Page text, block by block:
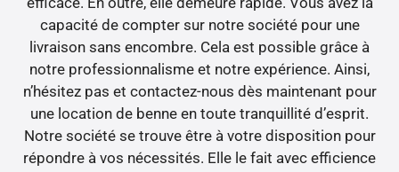
capacité de compter sur notre société pour une
livraison sans encombre. Cela est possible grâce à
notre professionnalisme et notre expérience. Ainsi,
n’hésitez pas et contactez-nous dès maintenant pour
une location de benne en toute tranquillité d’esprit.
Notre société se trouve être à votre disposition pour
répondre à vos nécessités. Elle le fait avec efficience